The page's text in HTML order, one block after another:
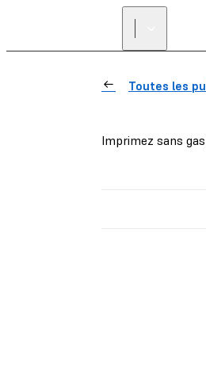
Toutes les
Imprimez sans